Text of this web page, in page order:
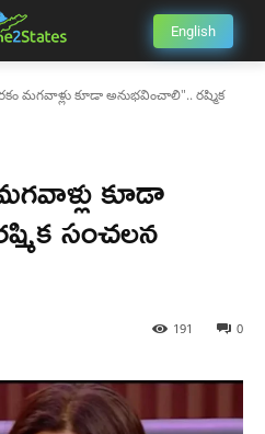
English
మగవాళ్లు కూడా అనుభవించాలి".. రష్మిక
కూడా
సంచలన
0
191